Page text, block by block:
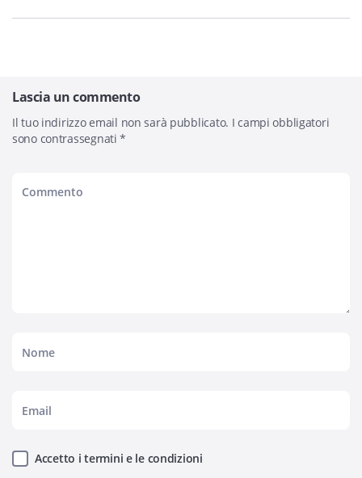
Lascia un commento
Il tuo indirizzo email non sarà pubblicato. I campi obbligatori
sono contrassegnati*
Accetto i termini e le condizioni